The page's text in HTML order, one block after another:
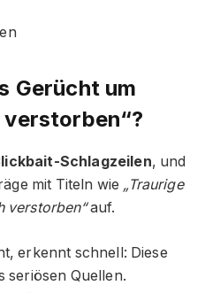
Gerücht um
verstorben“?
Schlagzeilen, und
mit Titeln wie „Traurige
verstorben“auf.
erkennt schnell: Diese
seriösen Quellen.